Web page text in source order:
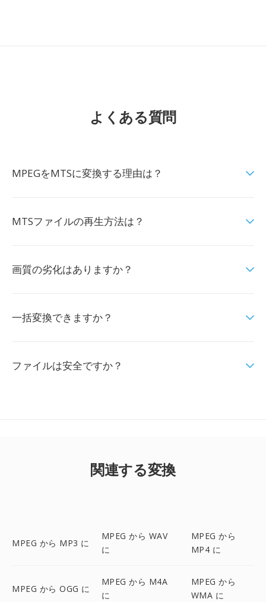
よくある質問
MPEGをMTSに変換する理由は？
MTSファイルの再生方法は？
画質の劣化はありますか？
一括変換できますか？
ファイルは安全ですか？
関連する変換
MPEG から MP3 に
MPEG から WAV
に
MPEG から
MP4 に
MPEG から OGG に
MPEG から M4A
に
MPEG から
WMA に